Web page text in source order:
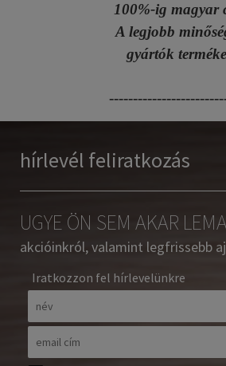
100%-ig magyar
A legjobb
gyártók
hírlevél feliratkozás
UGYE ÖN SEM AKAR
akcióinkról, valamint legfrissebb
Iratkozzon fel hírlevelünkre